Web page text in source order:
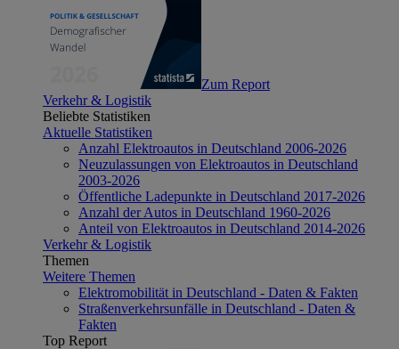
Zum Report
Verkehr & Logistik
Beliebte Statistiken
Aktuelle Statistiken
Anzahl Elektroautos in Deutschland 2006-2026
Neuzulassungen von Elektroautos in Deutschland
2003-2026
Öffentliche Ladepunkte in Deutschland 2017-2026
Anzahl der Autos in Deutschland 1960-2026
Anteil von Elektroautos in Deutschland 2014-2026
Verkehr & Logistik
Themen
Weitere Themen
Elektromobilität in Deutschland - Daten & Fakten
Straßenverkehrsunfälle in Deutschland - Daten &
Fakten
Top Report